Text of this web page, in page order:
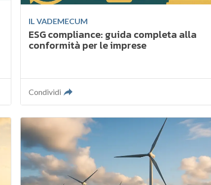
IL VADEMECUM
ESG compliance: guida completa alla
conformità per le imprese
Condividi